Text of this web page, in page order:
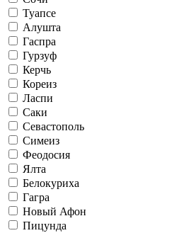
Туапсе
Алушта
Гаспра
Гурзуф
Керчь
Кореиз
Ласпи
Саки
Севастополь
Симеиз
Феодосия
Ялта
Белокуриха
Гагра
Новый Афон
Пицунда